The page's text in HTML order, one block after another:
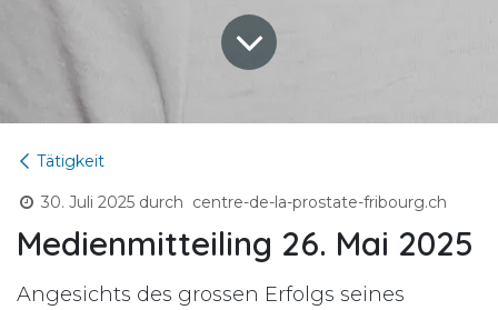
Tätigkeit
30. Juli 2025 durch centre-de-la-prostate-fribourg.ch
Medienmitteiling 26. Mai 2025
Angesichts des grossen Erfolgs seines